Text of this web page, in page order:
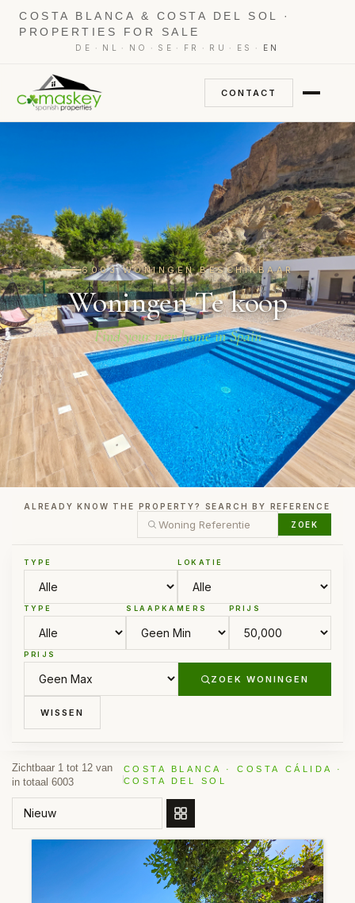
COSTA BLANCA & COSTA DEL SOL ·
PROPERTIES FOR SALE
DE · NL · NO · SE · FR · RU · ES · EN
CONTACT
6003 WONINGEN BESCHIKBAAR
Woningen Te koop
Find your new home in Spain
ALREADY KNOW THE PROPERTY? SEARCH BY REFERENCE
ZOEK
TYPE LOKATIE
TYPE SLAAPKAMERS PRIJS
PRIJS
ZOEK WONINGEN
WISSEN
Zichtbaar 1 tot 12 van
in totaal 6003
COSTA BLANCA · COSTA CÁLIDA ·
COSTA DEL SOL
SORTEER OP